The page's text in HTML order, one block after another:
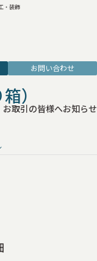
・装飾
お問い合わせ
お取引の皆様へお知らせ
）